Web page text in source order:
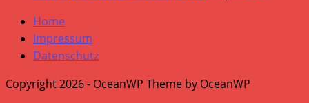
Home
Impressum
Datenschutz
Copyright 2026 - OceanWP Theme by OceanWP